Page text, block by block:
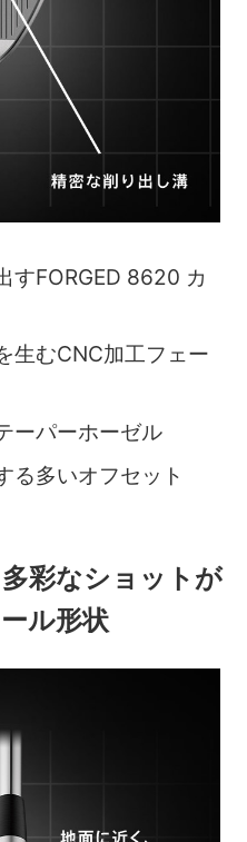
すFORGED 8620 カ
生むCNC加工フェー
ーパーホーゼル
多いオフセット
彩なショットが
ル形状